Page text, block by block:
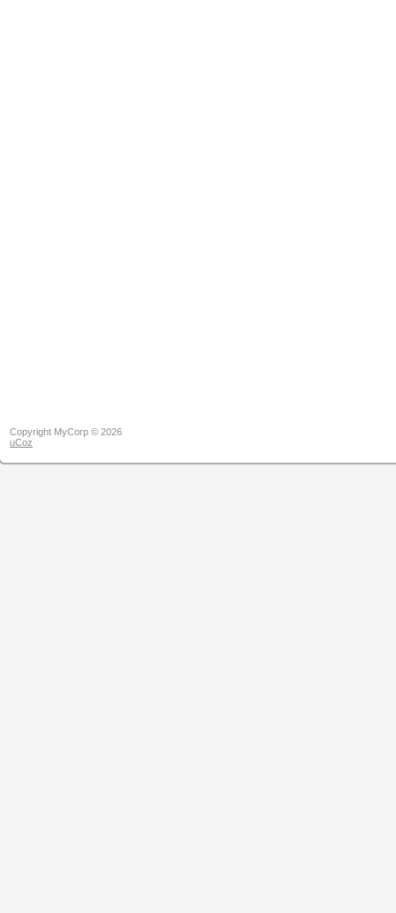
Copyright MyCorp © 2026
uCoz